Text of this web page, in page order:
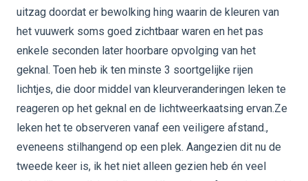
uitzag doordat er bewolking hing waarin de kleuren van
het vuuwerk soms goed zichtbaar waren en het pas
enkele seconden later hoorbare opvolging van het
geknal. Toen heb ik ten minste 3 soortgelijke rijen
lichtjes, die door middel van kleurveranderingen leken te
reageren op het geknal en de lichtweerkaatsing ervan.Ze
leken het te observeren vanaf een veiligere afstand.,
eveneens stilhangend op een plek. Aangezien dit nu de
tweede keer is, ik het niet alleen gezien heb én veel